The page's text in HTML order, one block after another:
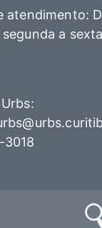
atendimento:
a
3018